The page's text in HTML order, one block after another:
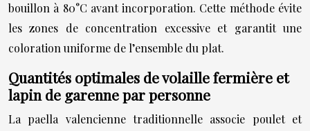
bouillon à 80°C avant incorporation. Cette méthode évite
les zones de concentration excessive et garantit une
coloration uniforme de l’ensemble du plat.
Quantités optimales de volaille fermière et
lapin de garenne par personne
La paella valencienne traditionnelle associe poulet et